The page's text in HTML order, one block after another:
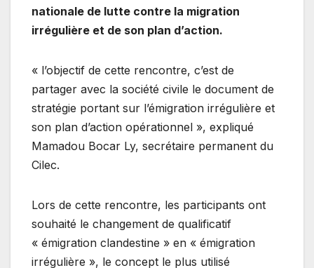
nationale de lutte contre la migration
irrégulière et de son plan d’action.
« l’objectif de cette rencontre, c’est de
partager avec la société civile le document de
stratégie portant sur l’émigration irrégulière et
son plan d’action opérationnel », expliqué
Mamadou Bocar Ly, secrétaire permanent du
Cilec.
Lors de cette rencontre, les participants ont
souhaité le changement de qualificatif
« émigration clandestine » en « émigration
irrégulière », le concept le plus utilisé